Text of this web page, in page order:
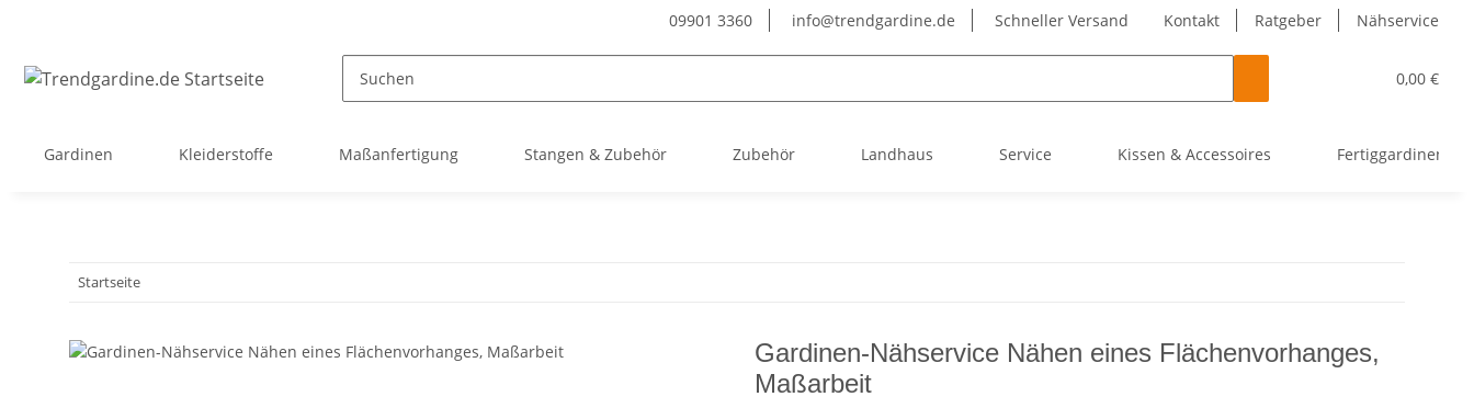
Kontakt Ratgeber Nähservice
09901 3360 info@trendgardine.de Schneller Versand
0,00 €
Gardinen Kleiderstoffe Maßanfertigung Stangen & Zubehör Zubehör Landhaus Service Kissen & Accessoires Fertiggardinen
Startseite
Gardinen-Nähservice Nähen eines Flächenvorhanges,
Maßarbeit